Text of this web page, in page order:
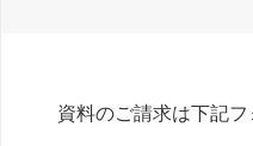
資料のご請求は下記フ